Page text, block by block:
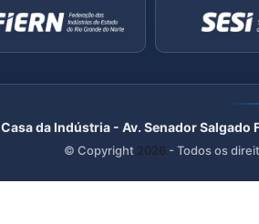
Casa da Indústria - Av. Senador
© Copyright 2026 - Todos os